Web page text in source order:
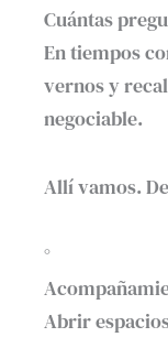
Cuántas
En tiempos
vernos y
negociable.
Allí vamos.
°
Abrir